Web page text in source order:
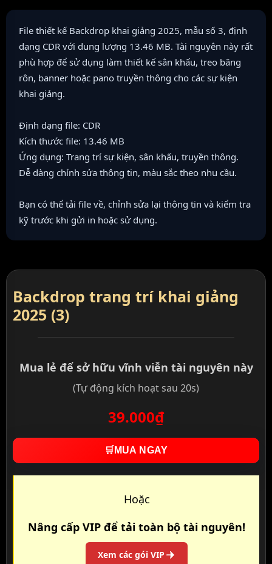
File thiết kế Backdrop khai giảng 2025, mẫu số 3, định
dạng CDR với dung lượng 13.46 MB. Tài nguyên này rất
phù hợp để sử dụng làm thiết kế sân khấu, treo băng
rôn, banner hoặc pano truyền thông cho các sự kiện
khai giảng.
Định dạng file: CDR
Kích thước file: 13.46 MB
Ứng dụng: Trang trí sự kiện, sân khấu, truyền thông.
Dễ dàng chỉnh sửa thông tin, màu sắc theo nhu cầu.
Bạn có thể tải file về, chỉnh sửa lại thông tin và kiểm tra
kỹ trước khi gửi in hoặc sử dụng.
Backdrop trang trí khai giảng
2025 (3)
Mua lẻ để sở hữu vĩnh viễn tài nguyên này
(Tự động kích hoạt sau 20s)
39.000₫
🛒 MUA NGAY
Hoặc
Nâng cấp VIP để tải toàn bộ tài nguyên!
Xem các gói VIP